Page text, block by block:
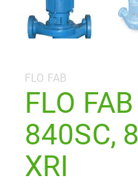
Categoría:
FLO FAB
FLO
840SC,
XRI